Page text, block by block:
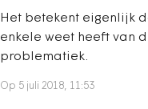
Het betekent eigenlijk
enkele weet heeft van
problematiek.
Op 5 juli 2018, 11:53